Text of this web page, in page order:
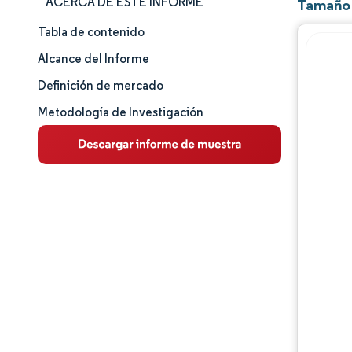
Tamaño y cuota de mercado
Análisis de mercado
Tendencias e ideas
Análisis de segmentos
Tabla de contenido
Alcance del Informe
Definición de mercado
Metodología de Investigación